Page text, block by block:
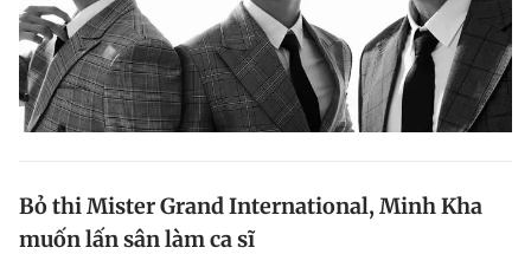
Bỏ thi Mister Grand International, Minh Kha
muốn lấn sân làm ca sĩ